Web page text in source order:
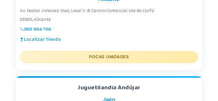
Av. Doctor Jimenez Diaz, Local 2-B. Centro Comercial Isla de Corfú
03005, Alicante
965 984 706
Localizar Tienda
POCAS UNIDADES
Juguetilandia Andújar
Jaén